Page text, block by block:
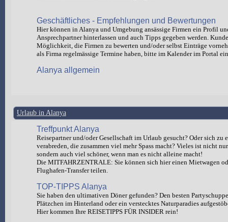
Geschäftliches - Empfehlungen und Bewertungen
Hier können in Alanya und Umgebung ansässige Firmen ein Profil
Ansprechpartner hinterlassen und auch Tipps gegeben werden.
Möglichkeit, die Firmen zu bewerten und/oder selbst Einträge
als Firma regelmässige Termine haben, bitte im Kalender im Portal
Alanya allgemein
Urlaub in Alanya
Treffpunkt Alanya
Reisepartner und/oder Gesellschaft im Urlaub gesucht? Oder sich zu
verabreden, die zusammen viel mehr Spass macht? Vieles ist nicht
sondern auch viel schöner, wenn man es nicht alleine macht!
Die MITFAHRZENTRALE: Sie können sich hier einen Mietwagen
Flughafen-Transfer teilen.
TOP-TIPPS Alanya
Sie haben den ultimativen Döner gefunden? Den besten
Plätzchen im Hinterland oder ein verstecktes Naturparadies
Hier kommen Ihre REISETIPPS FÜR INSIDER rein!